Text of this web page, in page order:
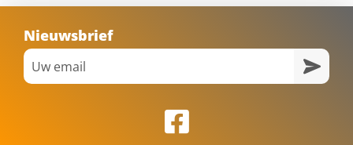
Nieuwsbrief